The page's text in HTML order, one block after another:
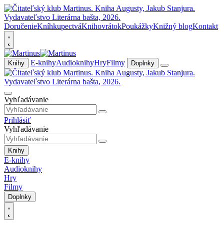
DoručenieKníhkupectváKnihovrátokPoukážkyKnižný blogKontakt
Knihy E-knihyAudioknihyHryFilmy Doplnky
Vyhľadávanie
Prihlásiť
Vyhľadávanie
Knihy
E-knihy
Audioknihy
Hry
Filmy
Doplnky